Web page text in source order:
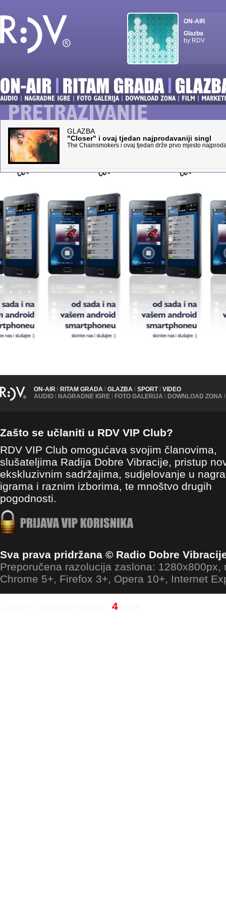
ON-AIR
Glazba
by RDV
GLAZBA
"Closer" i ovaj tjedan najprodavaniji singl
The Chainsmokers i ovaj tjedan drže prvo mjesto
ON-AIR | RITAM GRADA | GLAZBA | SPORT | VIDEO
AUDIO | NAGRADNE IGRE | FOTO GALERIJA | DOWNLOAD ZONA |
Zašto se učlaniti u RDV VIP Club?
RDV VIP Club omogućava svojim članovima,
slušateljima Radija Dobre Vibracije, pristup
ekskluzivnim sadržajima, sudjelovanje u
igrama i raznim izborima, te mnoštvo drugih
pogodnosti.
Sva prava pridržana © Radio Dobre
Preporučena razolucija zaslona: 1280x800px,
Chrome 5+, Firefox 3+, Opera 10+, Internet
4